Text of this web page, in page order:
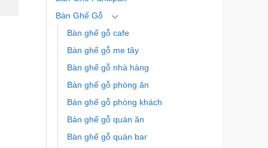
Bàn Ghế Gỗ
Bàn ghế gỗ cafe
Bàn ghế gỗ me tây
Bàn ghế gỗ nhà hàng
Bàn ghế gỗ phòng ăn
Bàn ghế gỗ phòng khách
Bàn ghế gỗ quán ăn
Bàn ghế gỗ quán bar